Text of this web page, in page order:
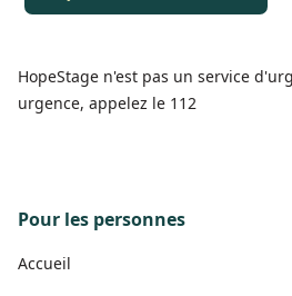
HopeStage n'est pas un service
urgence, appelez le 112
Pour les personnes
Accueil